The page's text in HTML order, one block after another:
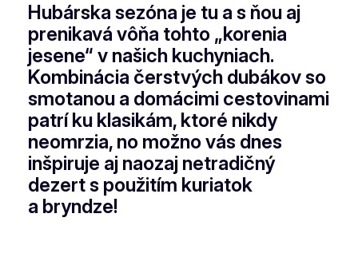
Hubárska sezóna je tu a s ňou aj
prenikavá vôňa tohto „korenia
jesene“ v našich kuchyniach.
Kombinácia čerstvých dubákov so
smotanou a domácimi cestovinami
patrí ku klasikám, ktoré nikdy
neomrzia, no možno vás dnes
inšpiruje aj naozaj netradičný
dezert s použitím kuriatok
a bryndze!